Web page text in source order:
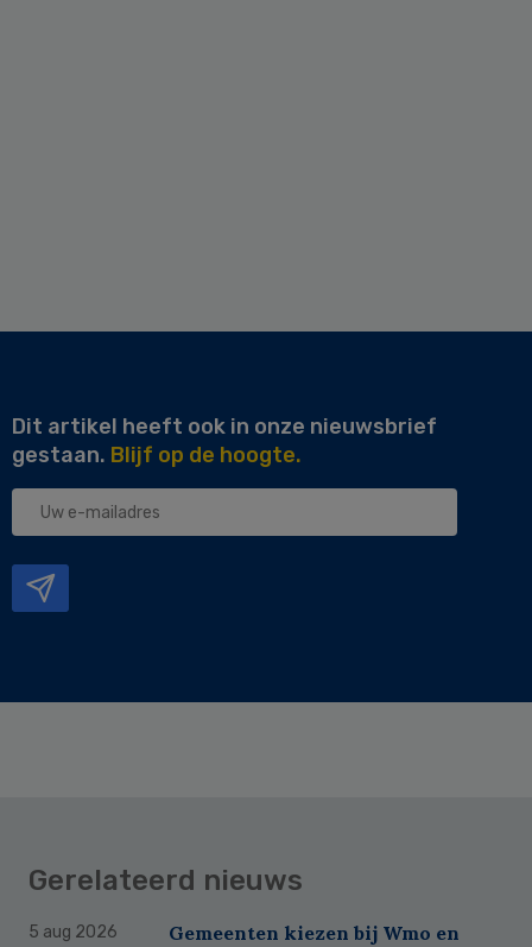
Dit artikel heeft ook in onze nieuwsbrief
gestaan. Blijf op de hoogte.
Uw
Gerelateerd nieuws
5 aug 2026
Gemeenten kiezen bij Wmo en